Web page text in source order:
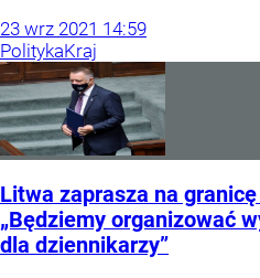
23 wrz 2021 14:59
PolitykaKraj
Litwa zaprasza na granicę
„Będziemy organizować
dla dziennikarzy”